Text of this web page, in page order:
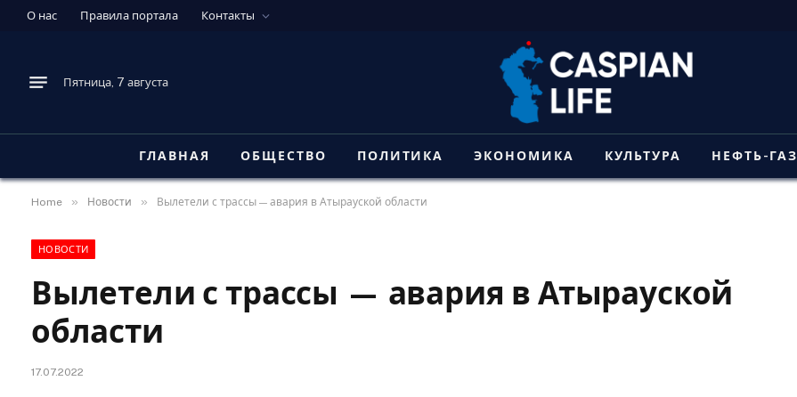
О нас Правила портала Контакты
Пятница, 7 августа
ГЛАВНАЯ ОБЩЕСТВО ПОЛИТИКА ЭКОНОМИКА КУЛЬТУРА НЕФТЬ-ГАЗ
Home » Новости » Вылетели с трассы — авария в Атырауской области
НОВОСТИ
Вылетели с трассы — авария в Атырауской
области
17.07.2022